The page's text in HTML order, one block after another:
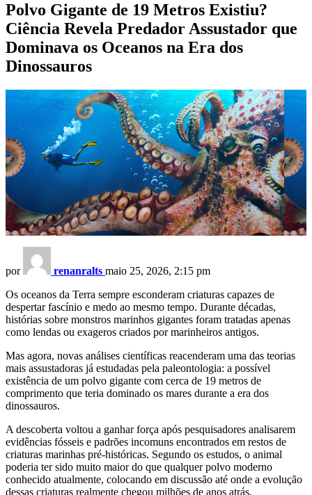
Polvo Gigante de 19 Metros Existiu?
Ciência Revela Predador Assustador que
Dominava os Oceanos na Era dos
Dinossauros
por renanralts maio 25, 2026, 2:15 pm
Os oceanos da Terra sempre esconderam criaturas capazes de
despertar fascínio e medo ao mesmo tempo. Durante décadas,
histórias sobre monstros marinhos gigantes foram tratadas apenas
como lendas ou exageros criados por marinheiros antigos.
Mas agora, novas análises científicas reacenderam uma das teorias
mais assustadoras já estudadas pela paleontologia: a possível
existência de um polvo gigante com cerca de 19 metros de
comprimento que teria dominado os mares durante a era dos
dinossauros.
A descoberta voltou a ganhar força após pesquisadores analisarem
evidências fósseis e padrões incomuns encontrados em restos de
criaturas marinhas pré-históricas. Segundo os estudos, o animal
poderia ter sido muito maior do que qualquer polvo moderno
conhecido atualmente, colocando em discussão até onde a evolução
dessas criaturas realmente chegou milhões de anos atrás.